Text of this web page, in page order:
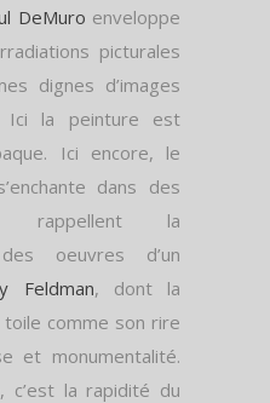
DeMuro enveloppe
picturales
dignes d’images
Ici la peinture est
Ici encore, le
dans des
rappellent la
oeuvres d’un
Feldman, dont la
comme son rire
et monumentalité.
c’est la rapidité du